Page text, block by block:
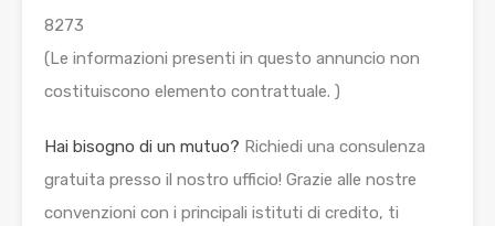
8273
(Le informazioni presenti in questo annuncio non
costituiscono elemento contrattuale. )
Hai bisogno di un mutuo? Richiedi una consulenza
gratuita presso il nostro ufficio! Grazie alle nostre
convenzioni con i principali istituti di credito, ti